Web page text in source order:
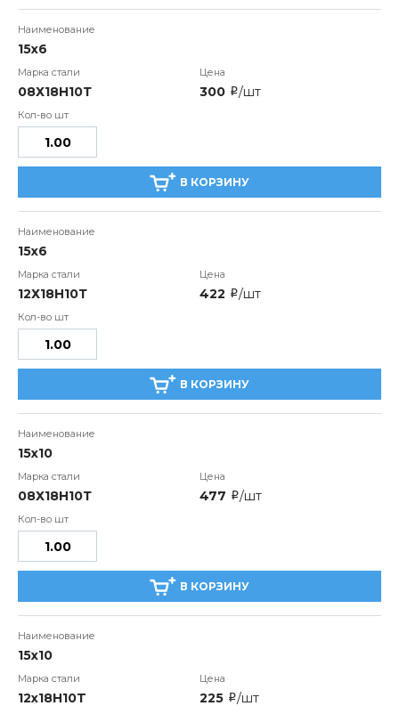
15х6
08Х18Н10Т 300 i/шт
В КОРЗИНУ
15х6
12Х18Н10Т 422 i/шт
В КОРЗИНУ
15х10
08Х18Н10Т 477 i/шт
В КОРЗИНУ
15х10
12х18Н10T 225 i/шт